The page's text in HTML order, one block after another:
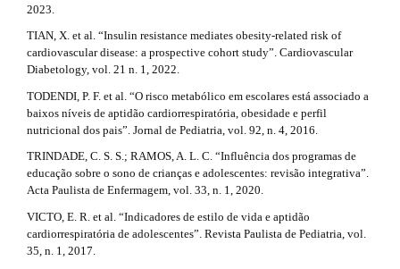
2023.
TIAN, X. et al. “Insulin resistance mediates obesity-related risk of
cardiovascular disease: a prospective cohort study”. Cardiovascular
Diabetology, vol. 21 n. 1, 2022.
TODENDI, P. F. et al. “O risco metabólico em escolares está associado a
baixos níveis de aptidão cardiorrespiratória, obesidade e perfil
nutricional dos pais”. Jornal de Pediatria, vol. 92, n. 4, 2016.
TRINDADE, C. S. S.; RAMOS, A. L. C. “Influência dos programas de
educação sobre o sono de crianças e adolescentes: revisão integrativa”.
Acta Paulista de Enfermagem, vol. 33, n. 1, 2020.
VICTO, E. R. et al. “Indicadores de estilo de vida e aptidão
cardiorrespiratória de adolescentes”. Revista Paulista de Pediatria, vol.
35, n. 1, 2017.